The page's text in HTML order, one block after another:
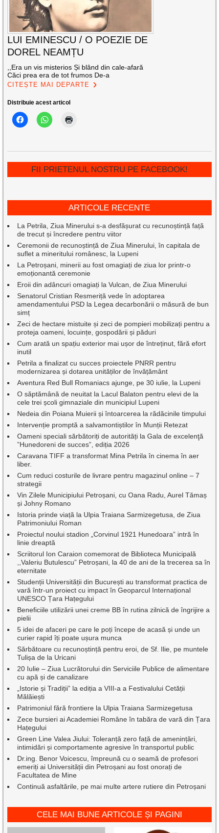
LUI EMINESCU / O POEZIE DE
DOREL NEAMȚU
,,Era un vis misterios Și blând din cale-afară
Căci prea era de tot frumos De-a
CITEȘTE MAI DEPARTE
Distribuie acest articol
FII PRIETENUL NOSTRU PE FACEBOOK!
ARTICOLE RECENTE
La Petrila, Ziua Minerului s-a desfășurat cu recunoștință față
de trecut și încredere pentru viitor
Ceremonii de recunoștință de Ziua Minerului, în capitala de
suflet a mineritului românesc, la Lupeni
La Petroșani, minerii au fost omagiați de ziua lor printr-o
emoționantă ceremonie
Eroii din adâncuri omagiați la Vulcan, de Ziua Minerului
Senatorul Cristian Resmeriță vede în adoptarea
amendamentului PSD la Legea decarbonării o măsură de bun
simț
Zeci de hectare mistuite și zeci de pompieri mobilizați pentru a
proteja oameni, locuințe, gospodării și păduri
Cum arată un spațiu exterior mai ușor de întreținut, fără efort
inutil
Petrila a finalizat cu succes proiectele PNRR pentru
modernizarea și dotarea unităților de învățământ
Aventura Red Bull Romaniacs ajunge, pe 30 iulie, la Lupeni
O săptămână de neuitat la Lacul Balaton pentru elevi de la
cele trei școli gimnaziale din municipiul Lupeni
Nedeia din Poiana Muierii și întoarcerea la rădăcinile timpului
Intervenție promptă a salvamontiștilor în Munții Retezat
Oameni speciali sărbătoriți de autorități la Gala de excelenţă
”Hunedoreni de succes”, ediția 2026
Caravana TIFF a transformat Mina Petrila în cinema în aer
liber.
Cum reduci costurile de livrare pentru magazinul online – 7
strategii
Vin Zilele Municipiului Petroșani, cu Oana Radu, Aurel Tămaș
și Johny Romano
Istoria prinde viață la Ulpia Traiana Sarmizegetusa, de Ziua
Patrimoniului Roman
Proiectul noului stadion „Corvinul 1921 Hunedoara” intră în
linie dreaptă
Scriitorul Ion Caraion comemorat de Biblioteca Municipală
,,Valeriu Butulescu” Petroșani, la 40 de ani de la trecerea sa în
eternitate
Studenții Universității din București au transformat practica de
vară într-un proiect cu impact în Geoparcul Internațional
UNESCO Țara Hațegului
Beneficiile utilizării unei creme BB în rutina zilnică de îngrijire a
pielii
5 idei de afaceri pe care le poți începe de acasă și unde un
curier rapid îți poate ușura munca
Sărbătoare cu recunoștință pentru eroi, de Sf. Ilie, pe muntele
Tulișa de la Uricani
20 Iulie – Ziua Lucrătorului din Serviciile Publice de alimentare
cu apă și de canalizare
„Istorie și Tradiții” la ediția a VIII-a a Festivalului Cetății
Mălăiești
Patrimoniul fără frontiere la Ulpia Traiana Sarmizegetusa
Zece bursieri ai Academiei Române în tabăra de vară din Țara
Hațegului
Green Line Valea Jiului: Toleranță zero față de amenințări,
intimidări și comportamente agresive în transportul public
Dr.ing. Benor Voicescu, împreună cu o seamă de profesori
emeriți ai Universității din Petroșani au fost onorați de
Facultatea de Mine
Continuă asfaltările, pe mai multe artere rutiere din Petroșani
CELE MAI BUNE ARTICOLE ȘI PAGINI